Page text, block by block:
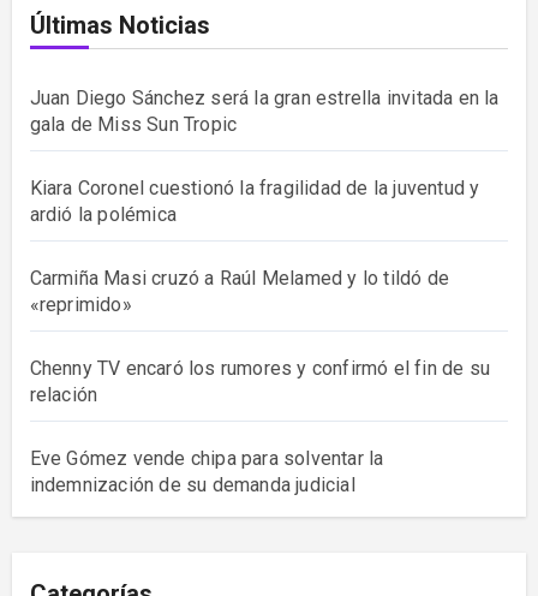
Últimas Noticias
Juan Diego Sánchez será la gran estrella invitada en la
gala de Miss Sun Tropic
Kiara Coronel cuestionó la fragilidad de la juventud y
ardió la polémica
Carmiña Masi cruzó a Raúl Melamed y lo tildó de
«reprimido»
Chenny TV encaró los rumores y confirmó el fin de su
relación
Eve Gómez vende chipa para solventar la
indemnización de su demanda judicial